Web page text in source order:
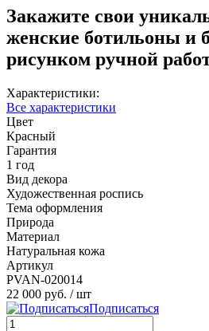
Закажите свои
женские ботильоны и
рисунком ручной
Характеристики:
Все характеристики
Цвет
Красный
Гарантия
1 год
Вид декора
Художественная роспись
Тема оформления
Природа
Материал
Натуральная кожа
Артикул
PVAN-020014
22 000 руб. / шт
Подписаться